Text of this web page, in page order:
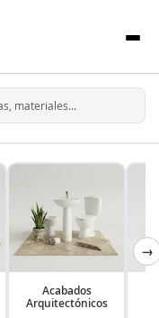
Acabados
Arquitectónicos
→